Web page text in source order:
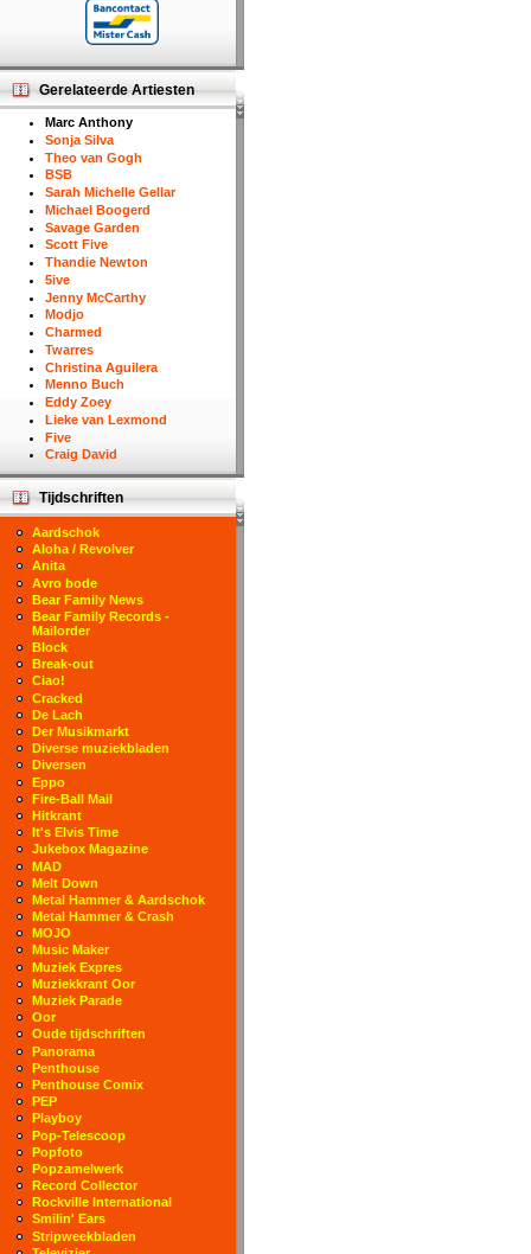
Gerelateerde Artiesten
Marc Anthony
Sonja Silva
Theo van Gogh
BSB
Sarah Michelle Gellar
Michael Boogerd
Savage Garden
Scott Five
Thandie Newton
5ive
Jenny McCarthy
Modjo
Charmed
Twarres
Christina Aguilera
Menno Buch
Eddy Zoey
Lieke van Lexmond
Five
Craig David
Tijdschriften
Aardschok
Aloha / Revolver
Anita
Avro bode
Bear Family News
Bear Family Records -
Mailorder
Block
Break-out
Ciao!
Cracked
De Lach
Der Musikmarkt
Diverse muziekbladen
Diversen
Eppo
Fire-Ball Mail
Hitkrant
It's Elvis Time
Jukebox Magazine
MAD
Melt Down
Metal Hammer & Aardschok
Metal Hammer & Crash
MOJO
Music Maker
Muziek Expres
Muziekkrant Oor
Muziek Parade
Oor
Oude tijdschriften
Panorama
Penthouse
Penthouse Comix
PEP
Playboy
Pop-Telescoop
Popfoto
Popzamelwerk
Record Collector
Rockville International
Smilin' Ears
Stripweekbladen